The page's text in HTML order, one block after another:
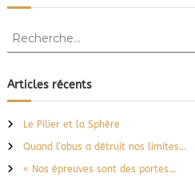
h
e
c
h
e
Articles récents
Le Pilier et la Sphère
Quand l’abus a détruit nos limites…
« Nos épreuves sont des portes…